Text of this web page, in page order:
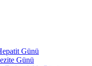
Günü
Günü